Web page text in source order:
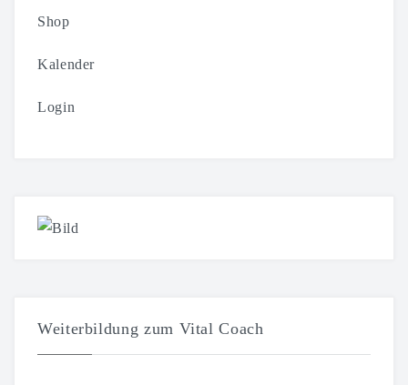
Shop
Kalender
Login
Weiterbildung zum Vital Coach